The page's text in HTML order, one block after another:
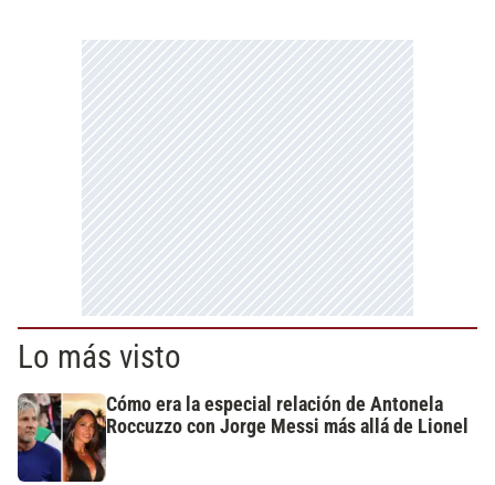
Lo más visto
Cómo era la especial relación de Antonela
Roccuzzo con Jorge Messi más allá de Lionel